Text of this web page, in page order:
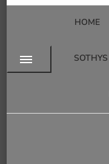
HOME
SOTHYS